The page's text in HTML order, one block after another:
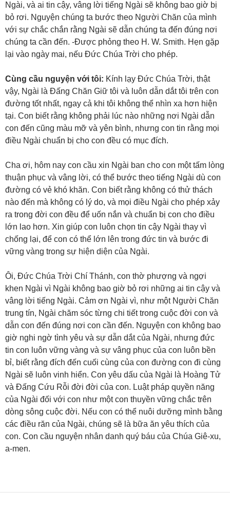
Ngài, và ai tin cậy, vâng lời tiếng Ngài sẽ không bao giờ bị
bỏ rơi. Nguyện chúng ta bước theo Người Chăn của mình
với sự chắc chắn rằng Ngài sẽ dẫn chúng ta đến đúng nơi
chúng ta cần đến. -Được phỏng theo H. W. Smith. Hẹn gặp
lại vào ngày mai, nếu Đức Chúa Trời cho phép.
Cùng cầu nguyện với tôi: Kính lạy Đức Chúa Trời, thật
vậy, Ngài là Đấng Chăn Giữ tôi và luôn dẫn dắt tôi trên con
đường tốt nhất, ngay cả khi tôi không thể nhìn xa hơn hiện
tại. Con biết rằng không phải lúc nào những nơi Ngài dẫn
con đến cũng màu mỡ và yên bình, nhưng con tin rằng mọi
điều Ngài chuẩn bị cho con đều có mục đích.
Cha ơi, hôm nay con cầu xin Ngài ban cho con một tấm lòng
thuận phục và vâng lời, có thể bước theo tiếng Ngài dù con
đường có vẻ khó khăn. Con biết rằng không có thử thách
nào đến mà không có lý do, và mọi điều Ngài cho phép xảy
ra trong đời con đều để uốn nắn và chuẩn bị con cho điều
lớn lao hơn. Xin giúp con luôn chọn tin cậy Ngài thay vì
chống lại, để con có thể lớn lên trong đức tin và bước đi
vững vàng trong sự hiện diện của Ngài.
Ôi, Đức Chúa Trời Chí Thánh, con thờ phượng và ngợi
khen Ngài vì Ngài không bao giờ bỏ rơi những ai tin cậy và
vâng lời tiếng Ngài. Cảm ơn Ngài vì, như một Người Chăn
trung tín, Ngài chăm sóc từng chi tiết trong cuộc đời con và
dẫn con đến đúng nơi con cần đến. Nguyện con không bao
giờ nghi ngờ tình yêu và sự dẫn dắt của Ngài, nhưng đức
tin con luôn vững vàng và sự vâng phục của con luôn bền
bỉ, biết rằng đích đến cuối cùng của con đường con đi cùng
Ngài sẽ luôn vinh hiển. Con yêu dấu của Ngài là Hoàng Tử
và Đấng Cứu Rỗi đời đời của con. Luật pháp quyền năng
của Ngài đối với con như một con thuyền vững chắc trên
dòng sông cuộc đời. Nếu con có thể nuôi dưỡng mình bằng
các điều răn của Ngài, chúng sẽ là bữa ăn yêu thích của
con. Con cầu nguyện nhân danh quý báu của Chúa Giê-xu,
a-men.